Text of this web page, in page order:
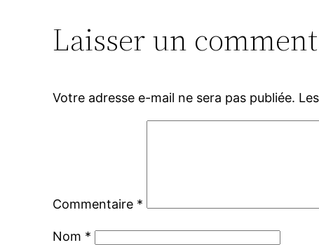
Laisser un
Votre adresse e-mail ne sera pas publiée.
Commentaire *
Nom *